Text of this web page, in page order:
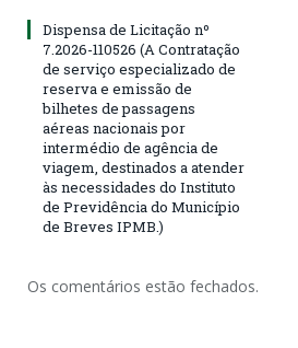
Dispensa de Licitação nº
7.2026-110526 (A Contratação
de serviço especializado de
reserva e emissão de
bilhetes de passagens
aéreas nacionais por
intermédio de agência de
viagem, destinados a atender
às necessidades do Instituto
de Previdência do Município
de Breves IPMB.)
Os comentários estão fechados.